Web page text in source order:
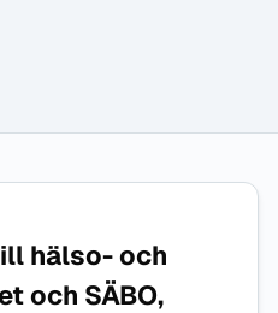
hälso- och
och SÄBO,